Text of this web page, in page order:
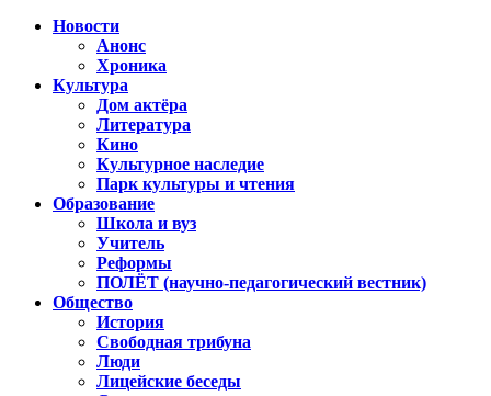
Новости
Анонс
Хроника
Культура
Дом актёра
Литература
Кино
Культурное наследие
Парк культуры и чтения
Образование
Школа и вуз
Учитель
Реформы
ПОЛЁТ (научно-педагогический вестник)
Общество
История
Свободная трибуна
Люди
Лицейские беседы